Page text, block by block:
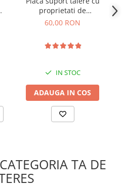
proprietati de
"REGENERARE", GMO,
60,00 RON
IN STOC
ADAUGA IN COS
TA DE